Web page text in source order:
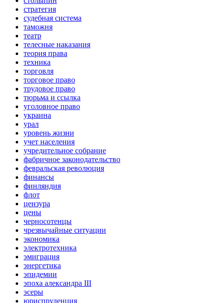
стратегия
судебная система
таможня
театр
телесные наказания
теория права
техника
торговля
торговое право
трудовое право
тюрьма и ссылка
уголовное право
украина
урал
уровень жизни
учет населения
учредительное собрание
фабричное законодательство
февральская революция
финансы
финляндия
флот
цензура
цены
черносотенцы
чрезвычайные ситуации
экономика
электротехника
эмиграция
энергетика
эпидемии
эпоха александра III
эсеры
юриспруденция